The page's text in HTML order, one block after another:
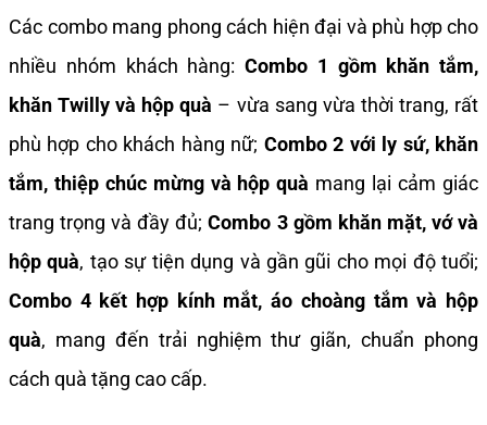
Các combo mang phong cách hiện đại và phù hợp cho
nhiều nhóm khách hàng: Combo 1 gồm khăn tắm,
khăn Twilly và hộp quà – vừa sang vừa thời trang, rất
phù hợp cho khách hàng nữ; Combo 2 với ly sứ, khăn
tắm, thiệp chúc mừng và hộp quà mang lại cảm giác
trang trọng và đầy đủ;Combo 3 gồm khăn mặt, vớ và
hộp quà, tạo sự tiện dụng và gần gũi cho mọi độ tuổi;
Combo 4 kết hợp kính mắt, áo choàng tắm và hộp
quà, mang đến trải nghiệm thư giãn, chuẩn phong
cách quà tặng cao cấp.